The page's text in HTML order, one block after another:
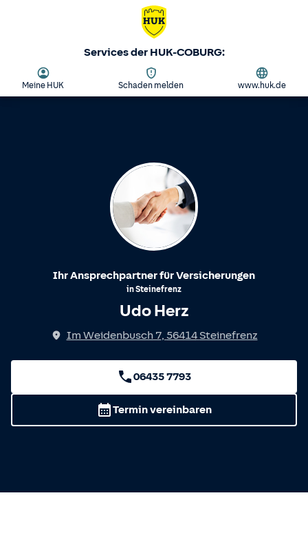
Services der HUK-COBURG:
Meine HUK Schaden melden www.huk.de
Ihr Ansprechpartner für Versicherungen
inSteinefrenz
Udo Herz
Im Weidenbusch 7, 56414 Steinefrenz
06435 7793
Termin vereinbaren